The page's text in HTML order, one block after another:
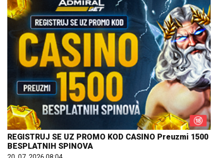
REGISTRUJ SE UZ PROMO KOD CASINO Preuzmi 1500
BESPLATNIH SPINOVA